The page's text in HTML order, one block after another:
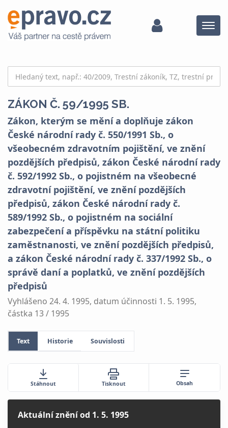
Menu
ZÁKON Č. 59/1995 SB.
Zákon, kterým se mění a doplňuje zákon
České národní rady č. 550/1991 Sb., o
všeobecném zdravotním pojištění, ve znění
pozdějších předpisů, zákon České národní rady
č. 592/1992 Sb., o pojistném na všeobecné
zdravotní pojištění, ve znění pozdějších
předpisů, zákon České národní rady č.
589/1992 Sb., o pojistném na sociální
zabezpečení a příspěvku na státní politiku
zaměstnanosti, ve znění pozdějších předpisů,
a zákon České národní rady č. 337/1992 Sb., o
správě daní a poplatků, ve znění pozdějších
předpisů
Vyhlášeno 24. 4. 1995, datum účinnosti 1. 5. 1995,
částka 13 / 1995
Text Historie Souvislosti
Stáhnout Tisknout Obsah
Aktuální zněníod 1. 5. 1995